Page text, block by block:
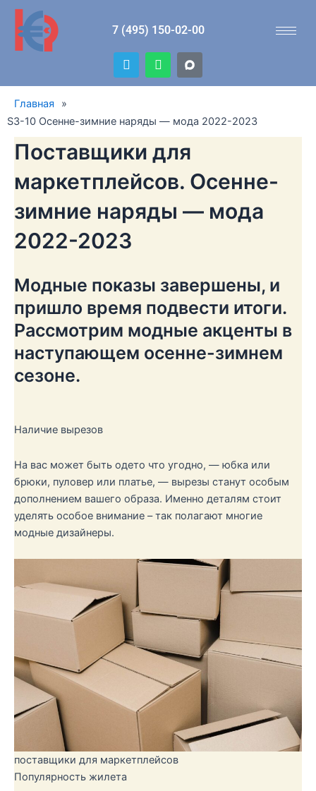
Перейти
содержимому
7 (495) 150-02-00
T
e
l
r
a
m
W
h
a
a
p
p
Главная
»
S3-10 Осенне-зимние наряды — мода 2022-2023
Поставщики для
маркетплейсов. Осенне-
зимние наряды — мода
2022-2023
Модные показы завершены, и
пришло время подвести итоги.
Рассмотрим модные акценты в
наступающем осенне-зимнем
сезоне.
Наличие вырезов
На вас может быть одето что угодно, — юбка или
брюки, пуловер или платье, — вырезы станут особым
дополнением вашего образа. Именно деталям стоит
уделять особое внимание – так полагают многие
модные дизайнеры.
поставщики для маркетплейсов
Популярность жилета